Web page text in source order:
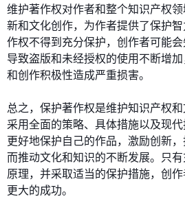
维护著作权对作者和整个知识产权
新和文化创作，为作者提供了保护
作权不得到充分保护，创作者可能会
导致盗版和未经授权的使用不断增
和创作积极性造成严重损害。
总之，保护著作权是维护知识产权
采用全面的策略、具体措施以及现
更好地保护自己的作品，激励创新
而推动文化和知识的不断发展。只
原理，并采取适当的保护措施，创
更大的成功。